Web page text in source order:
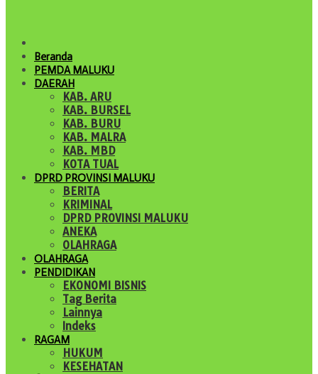
Beranda
PEMDA MALUKU
DAERAH
KAB. ARU
KAB. BURSEL
KAB. BURU
KAB. MALRA
KAB. MBD
KOTA TUAL
DPRD PROVINSI MALUKU
BERITA
KRIMINAL
DPRD PROVINSI MALUKU
ANEKA
OLAHRAGA
OLAHRAGA
PENDIDIKAN
EKONOMI BISNIS
Tag Berita
Lainnya
Indeks
RAGAM
HUKUM
KESEHATAN